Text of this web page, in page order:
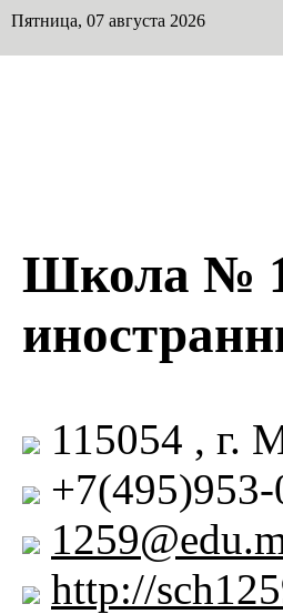
Пятница, 07 августа 2026
Школа №
115054 , г.
http://